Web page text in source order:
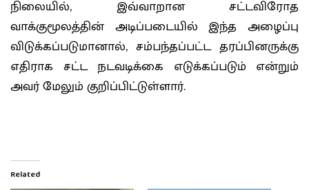
நிலையில், இவ்வாறான சட்டவிரோத
வாக்குமூலத்தின் அடிப்படையில் இந்த அழைப்பு
விடுக்கப்படுமானால், சம்பந்தப்பட்ட தரப்பினருக்கு
எதிராக சட்ட நடவடிக்கை எடுக்கப்படும் என்றும்
அவர் மேலும் குறிப்பிட்டுள்ளார்.
Related